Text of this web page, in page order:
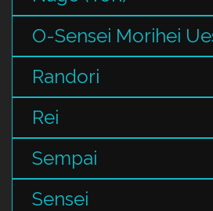
O-Sensei Morihei
Randori
Rei
Sempai
Sensei